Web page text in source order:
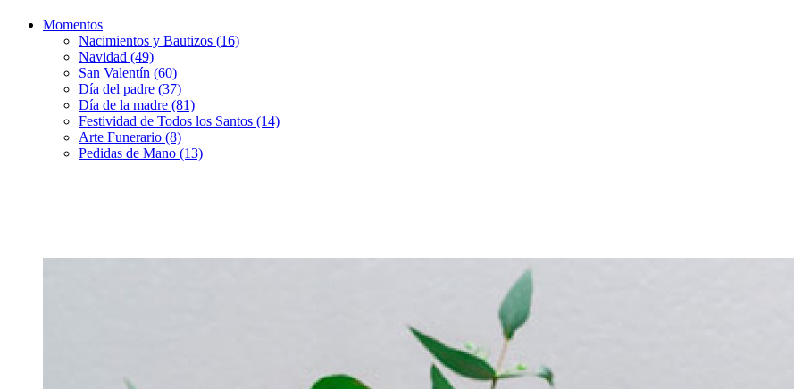
Momentos
Nacimientos y Bautizos (16)
Navidad (49)
San Valentín (60)
Día del padre (37)
Día de la madre (81)
Festividad de Todos los Santos (14)
Arte Funerario (8)
Pedidas de Mano (13)